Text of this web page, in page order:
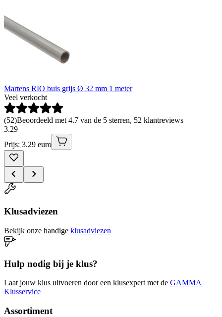
Martens RIO buis grijs Ø 32 mm 1 meter
Veel verkocht
(52)Beoordeeld met 4.7 van de 5 sterren, 52 klantreviews
3.29
Prijs: 3.29 euro
Klusadviezen
Bekijk onze handige klusadviezen
Hulp nodig bij je klus?
Laat jouw klus uitvoeren door een klusexpert met de GAMMA
Klusservice
Assortiment